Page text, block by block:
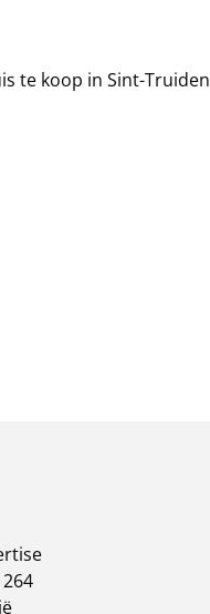
te koop in Sint-Truiden